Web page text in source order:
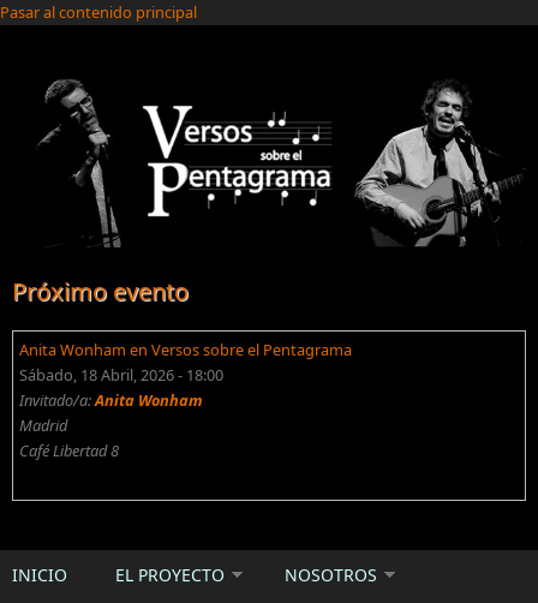
Pasar al contenido principal
Próximo evento
Anita Wonham en Versos sobre el Pentagrama
Sábado, 18 Abril, 2026 - 18:00
Invitado/a:Anita Wonham
Madrid
Café Libertad 8
INICIO EL PROYECTO NOSOTROS